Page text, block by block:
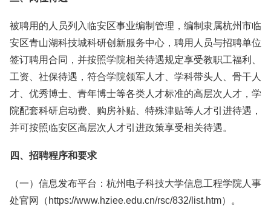
被聘用的人员列入临安区事业编制管理，编制隶属杭州市临
安区青山湖科技城科研创新服务中心，聘用人员与招聘单位
签订聘用合同，并按照学院相关待遇规定享受教职工福利、
工资、社保待遇，符合学院领军人才、学科带头人、骨干人
才、优秀博士、青年博士等各类人才标准的高层次人才，学
院配套科研启动费、购房补贴、特殊津贴等人才引进待遇，
并可按照临安区高层次人才引进政策享受相关待遇。
四、招聘程序和要求
（一）信息发布平台：杭州电子科技大学信息工程学院人事
处官网（https://www.hziee.edu.cn/rsc/832/list.htm）。